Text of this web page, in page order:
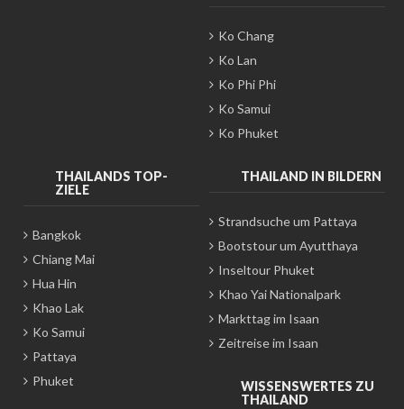
Ko Chang
Ko Lan
Ko Phi Phi
Ko Samui
Ko Phuket
THAILANDS TOP-
ZIELE
Bangkok
Chiang Mai
Hua Hin
Khao Lak
Ko Samui
Pattaya
Phuket
THAILAND IN BILDERN
Strandsuche um Pattaya
Bootstour um Ayutthaya
Inseltour Phuket
Khao Yai Nationalpark
Markttag im Isaan
Zeitreise im Isaan
WISSENSWERTES ZU
THAILAND